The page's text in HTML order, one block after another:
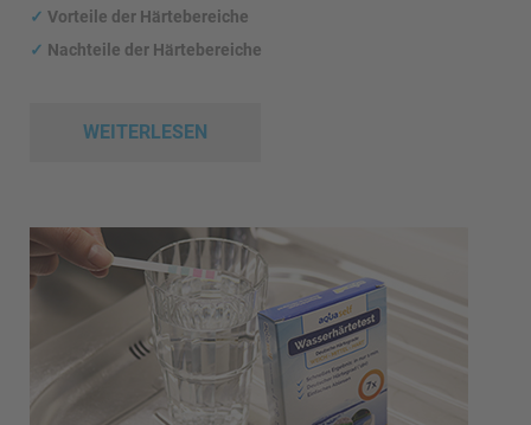
✓ Vorteile der Härtebereiche
✓ Nachteile der Härtebereiche
WEITERLESEN